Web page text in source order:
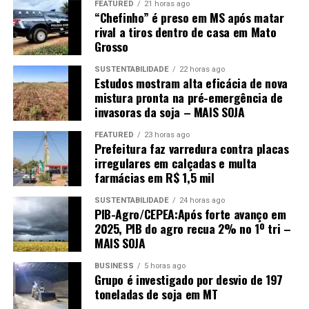
foi estimada em 22,10 milhões de toneladas,
crescimento de 9,12% sobre o ciclo anterior, também
impulsionada pela ampliação da capacidade industrial
das usinas de etanol.
Além disso, a menor oferta em outros estados deve
elevar o consumo interestadual para 11 milhões de
toneladas, aumento de 6,18%. Em contrapartida, as
exportações foram projetadas em 24,10 milhões de
toneladas, redução anual de 1,09%, refletindo a maior
absorção da produção pelo mercado interno.
No mercado, os contratos do milho na CME Group
recuaram 2,04% na semana, encerrando cotados a US$
4,49 por bushel, diante das expectativas de ampla oferta
global favorecida pelas boas condições das lavouras
norte-americanas. Na B3, o cereal fechou a R$ 69,71 por
saca, baixa semanal de 0,41%, acompanhando o avanço
da colheita no Brasil.
FEATURED 21 horas ago
“Chefinho” é preso em MS após matar
rival a tiros dentro de casa em Mato
Grosso
SUSTENTABILIDADE 22 horas ago
Estudos mostram alta eficácia de nova
mistura pronta na pré-emergência de
invasoras da soja – MAIS SOJA
FEATURED 23 horas ago
Prefeitura faz varredura contra placas
irregulares em calçadas e multa
farmácias em R$ 1,5 mil
SUSTENTABILIDADE 24 horas ago
PIB-Agro/CEPEA:Após forte avanço em
2025, PIB do agro recua 2% no 1º tri –
MAIS SOJA
BUSINESS 5 horas ago
Grupo é investigado por desvio de 197
toneladas de soja em MT